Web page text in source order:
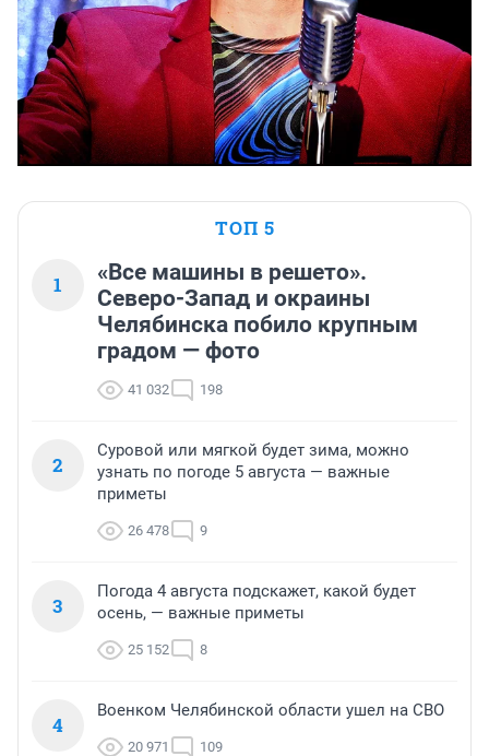
ТОП 5
1
«Все машины в решето».
Северо-Запад и окраины
Челябинска побило крупным
градом — фото
41 032 198
2
Суровой или мягкой будет зима, можно
узнать по погоде 5 августа — важные
приметы
26 478 9
3
Погода 4 августа подскажет, какой будет
осень, — важные приметы
25 152 8
4
Военком Челябинской области ушел на СВО
20 971 109